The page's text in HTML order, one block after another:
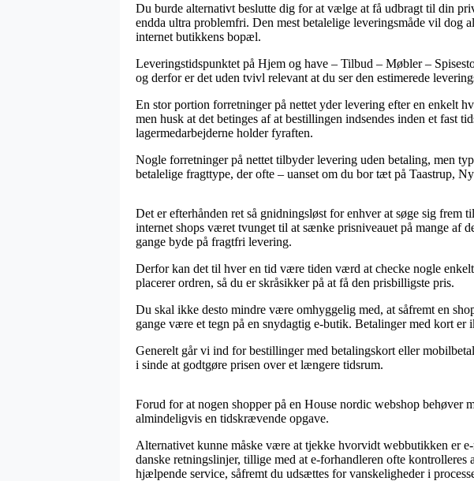
Du burde alternativt beslutte dig for at vælge at få udbragt til din
endda ultra problemfri. Den mest betalelige leveringsmåde vil
internet butikkens bopæl.
Leveringstidspunktet på Hjem og have – Tilbud – Møbler –
og derfor er det uden tvivl relevant at du ser den estimerede
En stor portion forretninger på nettet yder levering efter en enkelt
men husk at det betinges af at bestillingen indsendes inden et fast
lagermedarbejderne holder fyraften.
Nogle forretninger på nettet tilbyder levering uden betaling, men
betalelige fragttype, der ofte – uanset om du bor tæt på Taastrup,
Det er efterhånden ret så gnidningsløst for enhver at søge sig
internet shops været tvunget til at sænke prisniveauet på mange af
gange byde på fragtfri levering.
Derfor kan det til hver en tid være tiden værd at checke nogle
placerer ordren, så du er skråsikker på at få den prisbilligste pris.
Du skal ikke desto mindre være omhyggelig med, at såfremt en
gange være et tegn på en snydagtig e-butik. Betalinger med kort er
Generelt går vi ind for bestillinger med betalingskort eller
i sinde at godtgøre prisen over et længere tidsrum.
Forud for at nogen shopper på en House nordic webshop
almindeligvis en tidskrævende opgave.
Alternativet kunne måske være at tjekke hvorvidt webbutikken er
danske retningslinjer, tillige med at e-forhandleren ofte
hjælpende service, såfremt du udsættes for vanskeligheder i